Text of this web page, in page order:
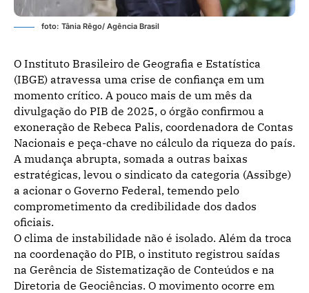
foto: Tânia Rêgo/ Agência Brasil
O Instituto Brasileiro de Geografia e Estatística
(IBGE) atravessa uma crise de confiança em um
momento crítico. A pouco mais de um mês da
divulgação do PIB de 2025, o órgão confirmou a
exoneração de Rebeca Palis, coordenadora de Contas
Nacionais e peça-chave no cálculo da riqueza do país.
A mudança abrupta, somada a outras baixas
estratégicas, levou o sindicato da categoria (Assibge)
a acionar o Governo Federal, temendo pelo
comprometimento da credibilidade dos dados
oficiais.
O clima de instabilidade não é isolado. Além da troca
na coordenação do PIB, o instituto registrou saídas
na Gerência de Sistematização de Conteúdos e na
Diretoria de Geociências. O movimento ocorre em